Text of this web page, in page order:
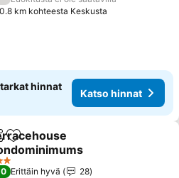
0.8 km kohteesta Keskusta
hinnat
Katso hinnat
Lisää suosikkeihin
hinnat
Erittäin hyvä
28